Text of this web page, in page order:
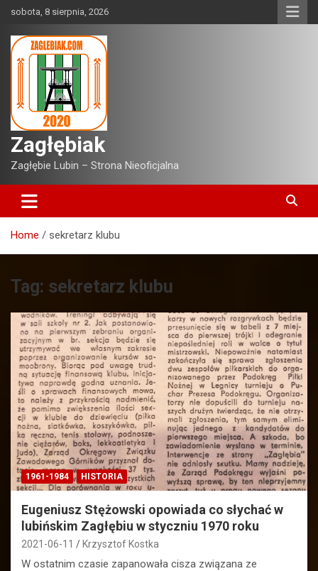
content
sobota, 8 sierpnia, 2026
Zagłębiak
Zagłębie Lubin – Strona Nieoficjalna
Home sekretarz klubu
Tag: sekretarz klubu
1961-1984 HISTORIA
Eugeniusz Stężowski opowiada co słychać w
lubińskim Zagłębiu w styczniu 1970 roku
2021-06-11 Krzysztof Kostka
W ostatnim czasie zapanowała cisza związana ze